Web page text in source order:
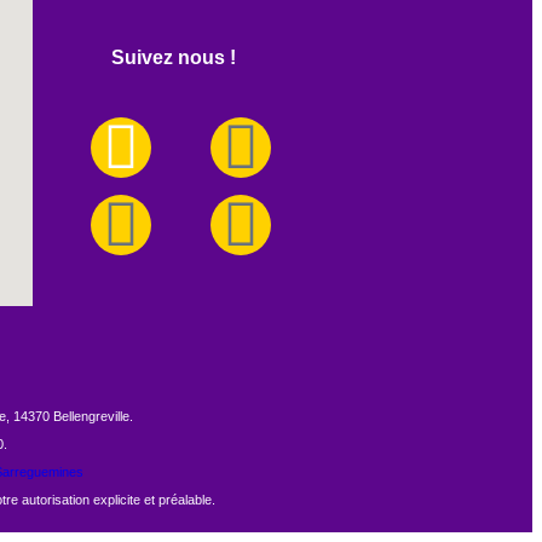
Suivez nous !
14370 Bellengreville.
autorisation explicite et préalable.